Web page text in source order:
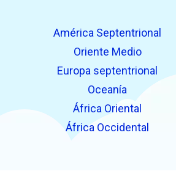
América Septentrional
Oriente Medio
Europa septentrional
Oceanía
África Oriental
África Occidental